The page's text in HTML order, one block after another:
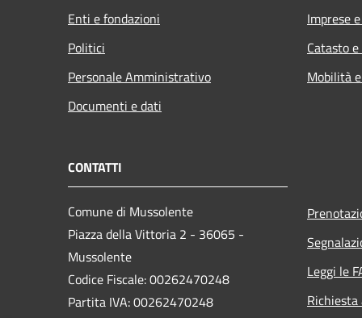
Enti e fondazioni
Politici
Personale Amministrativo
Documenti e dati
Imprese
Catasto
Mobilità
CONTATTI
Comune di Mussolente
Piazza della Vittoria 2 - 36065 -
Mussolente
Codice Fiscale: 00262470248
Partita IVA: 00262470248
Leggi le